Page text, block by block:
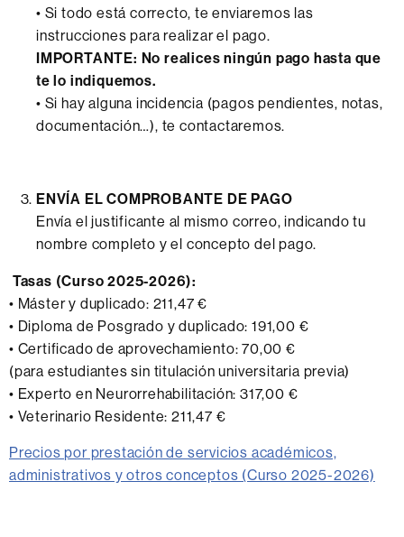
• Si todo está correcto, te enviaremos las
instrucciones para realizar el pago.
IMPORTANTE: No realices ningún pago hasta que
te lo indiquemos.
• Si hay alguna incidencia (pagos pendientes, notas,
documentación…), te contactaremos.
ENVÍA EL COMPROBANTE DE PAGO
Envía el justificante al mismo correo, indicando tu
nombre completo y el concepto del pago.
Tasas (Curso 2025-2026):
• Máster y duplicado: 211,47 €
• Diploma de Posgrado y duplicado: 191,00 €
• Certificado de aprovechamiento: 70,00 €
(para estudiantes sin titulación universitaria previa)
• Experto en Neurorrehabilitación: 317,00 €
• Veterinario Residente: 211,47 €
Precios por prestación de servicios académicos,
administrativos y otros conceptos (Curso 2025-2026)